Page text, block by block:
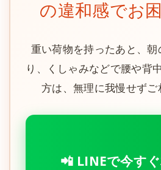
の違和感でお
重い荷物を持ったあと、
り、くしゃみなどで腰や背
方は、無理に我慢せずご
📲 LINEで今す